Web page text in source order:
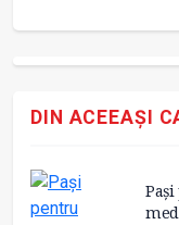
DIN ACEEAȘI